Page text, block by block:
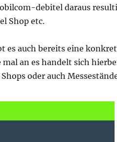
debitel daraus
Shop etc.
es auch bereits eine
an es handelt sich
oder auch